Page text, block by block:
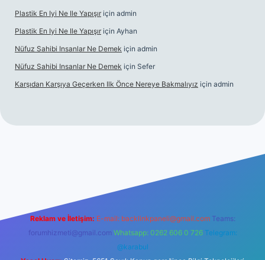
Plastik En Iyi Ne Ile Yapışır için admin
Plastik En Iyi Ne Ile Yapışır için Ayhan
Nüfuz Sahibi Insanlar Ne Demek için admin
Nüfuz Sahibi Insanlar Ne Demek için Sefer
Karşıdan Karşıya Geçerken Ilk Önce Nereye Bakmalıyız için admin
Reklam ve İletişim: E-mail: backlinkpaneli@gmail.com Teams:
forumhizmeti@gmail.com Whatsapp: 0262 606 0 726 Telegram:
@karabul